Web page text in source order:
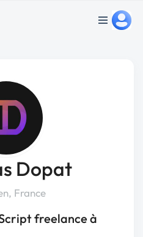
Dopat
France
freelance à